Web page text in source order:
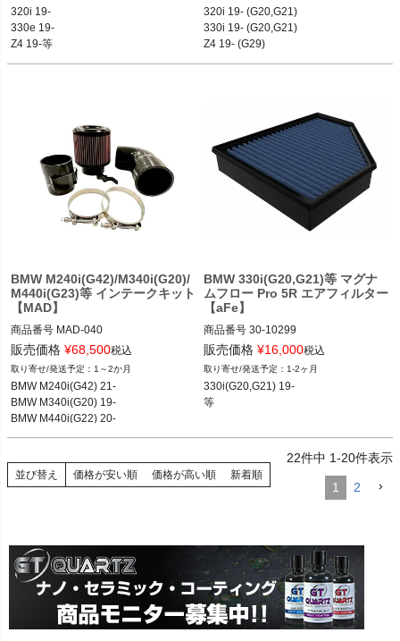
BMW330i 19-
BMW330ixDrive 19-
BMWM340i 19-
320i 19-
330e 19-
Z4 19-等
320i 19- (G20,G21)
330i 19- (G20,G21)
Z4 19- (G29)
BMW M240i(G42)/M340i(G20)/
M440i(G23)等 インテークキット
【MAD】
商品番号 MAD-040
MAD-040
※メーカーSKU：　MAD-1040　と記
載あり
BMW M240i(G42) 21-
BMW M340i(G20,G21) 19-
BMW M140i(F20) 16-19
BMW M240i(F22) 16-21
販売価格 ¥68,500税込
1～2か月
BMW M240i(G42) 21-
BMW M340i(G20) 19-
BMW M440i(G22) 20-
BMW 330i(G20,G21)等 マグナ
ムフロー Pro 5R エアフィルター
【aFe】
商品番号 30-10299
30-10299
Turn14で在庫僅少な場合はVIVIDから
取って下さい
販売価格 ¥16,000税込
1-2ヶ月
330i(G20,G21) 19-
等
並び替え 価格が安い順 価格が高い順 新着順
22件中 1-20件表示
1 2